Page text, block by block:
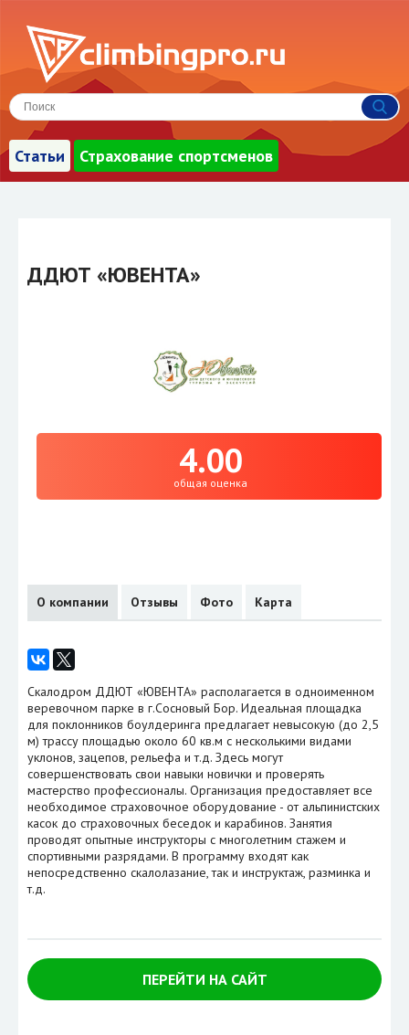
Статьи Страхование спортсменов
ДДЮТ «ЮВЕНТА»
4.00
общая оценка
О компании Отзывы Фото Карта
Скалодром ДДЮТ «ЮВЕНТА» располагается в одноименном
веревочном парке в г.Сосновый Бор. Идеальная площадка
для поклонников боулдеринга предлагает невысокую (до 2,5
м) трассу площадью около 60 кв.м с несколькими видами
уклонов, зацепов, рельефа и т.д. Здесь могут
совершенствовать свои навыки новички и проверять
мастерство профессионалы. Организация предоставляет все
необходимое страховочное оборудование - от альпинистских
касок до страховочных беседок и карабинов. Занятия
проводят опытные инструкторы с многолетним стажем и
спортивными разрядами. В программу входят как
непосредственно скалолазание, так и инструктаж, разминка и
т.д.
ПЕРЕЙТИ НА САЙТ